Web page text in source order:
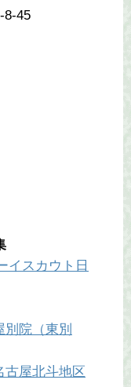
8-45
イスカウト日
院（東別
古屋北斗地区